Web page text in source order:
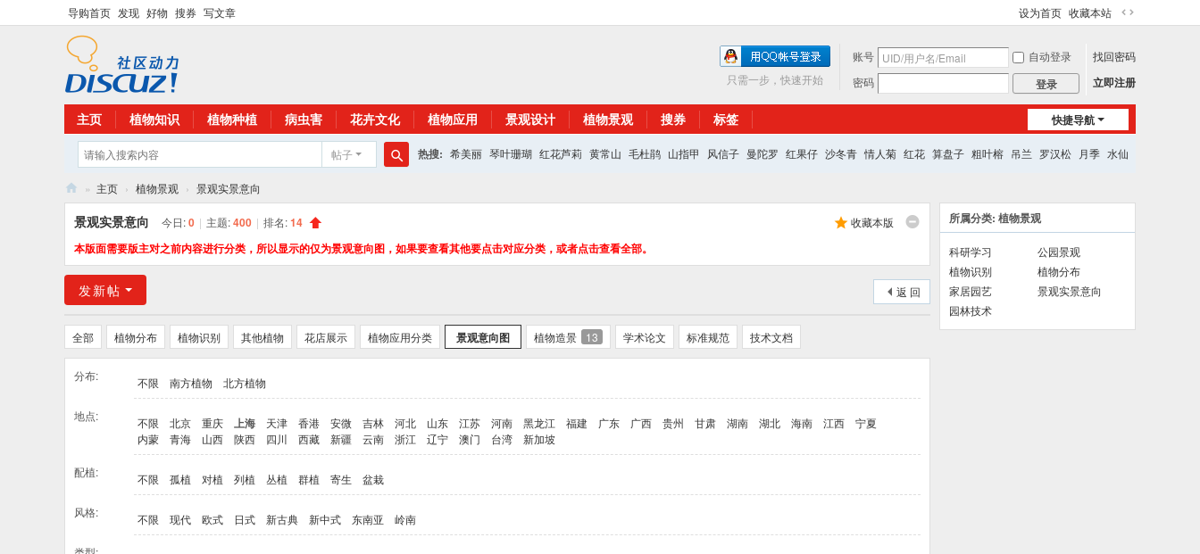
导购首页 发现 好物 搜券 写文章 设为首页 收藏本站
切
到
宽
版
账号 自动登录
找回密码
密码
登录 立即注册
只需一步，快速开始
快捷导航
主页 植物知识 植物种植 病虫害 花卉文化 植物应用 景观设计 植物景观 搜券 标签
帖子
索
热搜: 希美丽 琴叶珊瑚 红花芦莉 黄常山 毛杜鹃 山指甲 风信子 曼陀罗 红果仔 沙冬青 情人菊 红花 算盘子 粗叶榕 吊兰 罗汉松 月季 水仙
花
植
» 主页 › 植物景观 › 景观实景意向
收藏本版
景观实景意向 今日:0 | 主题:400 | 排名:14
本版面需要版主对之前内容进行分类，所以显示的仅为景观意向图，如果要查看其他要点击对应分类，或者点击查看全部。
返 回
发新帖
全部 植物分布 植物识别 其他植物 花店展示 植物应用分类 景观意向图 植物造景 13 学术论文 标准规范 技术文档
分布: 不限 南方植物 北方植物
地点: 不限 北京 重庆 上海 天津 香港 安微 吉林 河北 山东 江苏 河南 黑龙江 福建 广东 广西 贵州 甘肃 湖南 湖北 海南 江西
宁夏
内蒙
青海 山西 陕西 四川 西藏 新疆 云南 浙江 辽宁 澳门 台湾 新加坡
配植: 不限 孤植 对植 列植 丛植 群植 寄生 盆栽
风格: 不限 现代 欧式 日式 新古典 新中式 东南亚 岭南
所属分类: 植物景观
科研学习
公园景观
植物识别
植物分布
家居园艺
景观实景意向
园林技术